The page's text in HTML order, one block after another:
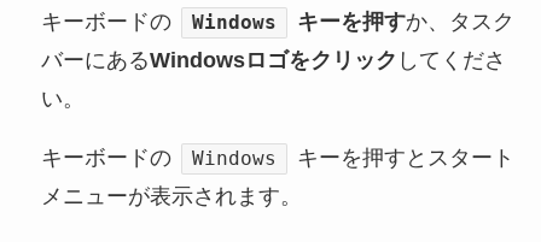
キーボードの Windows キーを押すか、タスク
バーにあるWindowsロゴをクリック してくださ
い。
キーボードの Windows
キーを押すとスタート
メニューが表示されます。